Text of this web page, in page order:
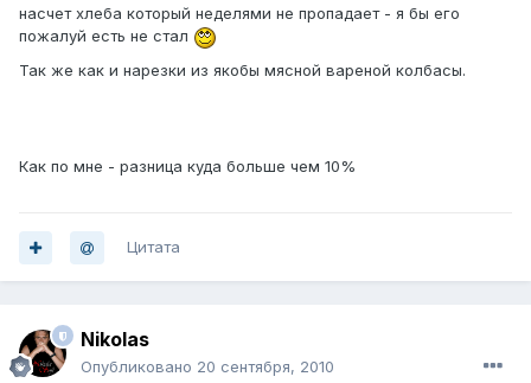
насчет хлеба который неделями не пропадает - я бы его
пожалуй есть не стал
Так же как и нарезки из якобы мясной вареной колбасы.
Как по мне - разница куда больше чем 10%
Цитата
Nikolas
Опубликовано 20 сентября, 2010